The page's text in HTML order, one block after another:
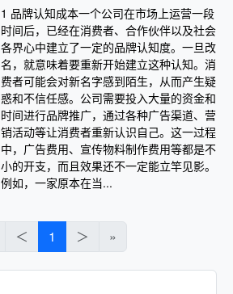
1 品牌认知成本一个公司在市场上运营一段
时间后，已经在消费者、合作伙伴以及社会
各界心中建立了一定的品牌认知度。一旦改
名，就意味着要重新开始建立这种认知。消
费者可能会对新名字感到陌生，从而产生疑
惑和不信任感。公司需要投入大量的资金和
时间进行品牌推广，通过各种广告渠道、营
销活动等让消费者重新认识自己。这一过程
中，广告费用、宣传物料制作费用等都是不
小的开支，而且效果还不一定能立竿见影。
例如，一家原本在当...
＜ 1 ＞ »